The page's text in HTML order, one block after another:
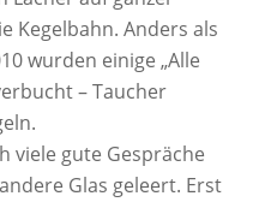
Kegelbahn. Anders als
wurden einige „Alle
– Taucher
viele gute Gespräche
Glas geleert. Erst